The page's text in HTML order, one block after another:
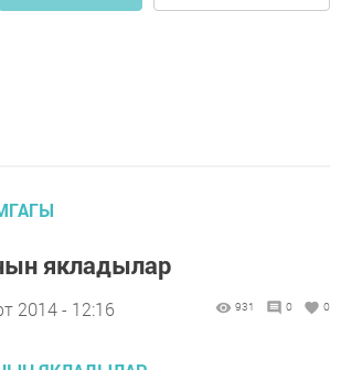
якладылар
2014 - 12:16 931 0 0